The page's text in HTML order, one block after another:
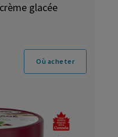
glacée
Où acheter